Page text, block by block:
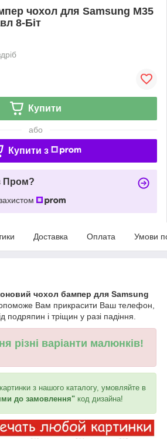
чохол для Samsung M35
8-Біт
Купити
або
Купити з
Пром?
Доставка Оплата Умови
чохол бампер для Samsung
Вам прикрасити Ваш телефон,
подряпин і тріщин у разі падіння.
різні варіанти малюнків!
з нашого каталогу, умовляйте в
до замовлення" код дизайна!